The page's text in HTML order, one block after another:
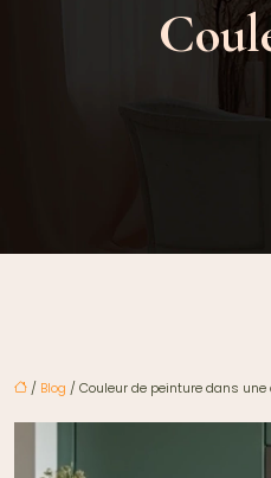
/ Blog / Couleur de peinture dans